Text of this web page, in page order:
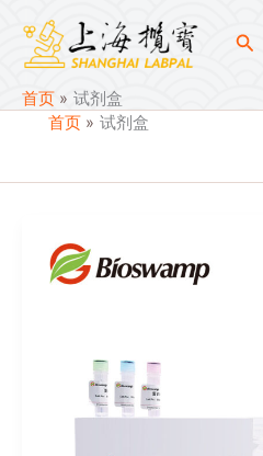
搜
首页 试剂盒
试剂盒
首页 试剂盒